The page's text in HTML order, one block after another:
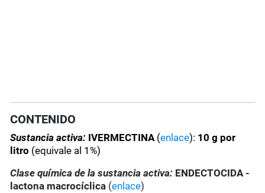
CONTENIDO
Sustancia activa: IVERMECTINA(enlace): 10 g por
litro (equivale al 1%)
Clase química de la sustancia activa: ENDECTOCIDA -
lactona macrocíclica (enlace)